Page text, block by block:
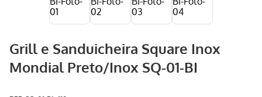
Grill e Sanduicheira Square Inox
Mondial Preto/Inox SQ-01-BI
Liquidificador
Secador
7 Panificadora
8º Panela Elétrica